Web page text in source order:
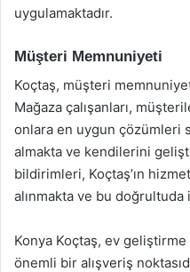
uygulamaktadır.
Müşteri Memnuniyeti
Koçtaş, müşteri
Mağaza çalışanları,
onlara en uygun çözümleri
almakta ve kendilerini
bildirimleri, Koçtaş’ın
alınmakta ve bu doğrultuda
Konya Koçtaş, ev
önemli bir alışveriş